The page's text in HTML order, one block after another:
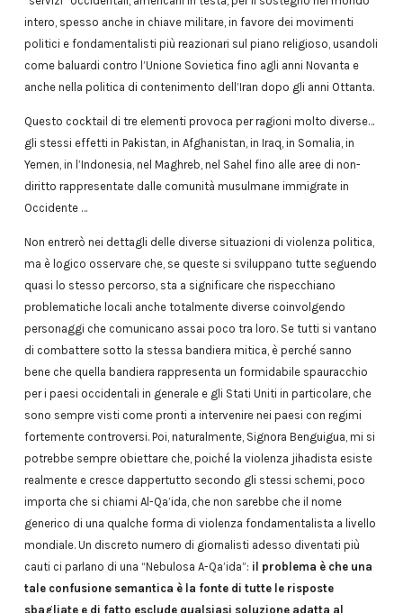
intero, spesso anche in chiave militare, in favore dei movimenti
politici e fondamentalisti più reazionari sul piano religioso, usandoli
come baluardi contro l’Unione Sovietica fino agli anni Novanta e
anche nella politica di contenimento dell’Iran dopo gli anni Ottanta.
Questo cocktail di tre elementi provoca per ragioni molto diverse…
gli stessi effetti in Pakistan, in Afghanistan, in Iraq, in Somalia, in
Yemen, in l’Indonesia, nel Maghreb, nel Sahel fino alle aree di non-
diritto rappresentate dalle comunità musulmane immigrate in
Occidente …
Non entrerò nei dettagli delle diverse situazioni di violenza politica,
ma è logico osservare che, se queste si sviluppano tutte seguendo
quasi lo stesso percorso, sta a significare che rispecchiano
problematiche locali anche totalmente diverse coinvolgendo
personaggi che comunicano assai poco tra loro. Se tutti si vantano
di combattere sotto la stessa bandiera mitica, è perché sanno
bene che quella bandiera rappresenta un formidabile spauracchio
per i paesi occidentali in generale e gli Stati Uniti in particolare, che
sono sempre visti come pronti a intervenire nei paesi con regimi
fortemente controversi. Poi, naturalmente, Signora Benguigua, mi si
potrebbe sempre obiettare che, poiché la violenza jihadista esiste
realmente e cresce dappertutto secondo gli stessi schemi, poco
importa che si chiami Al-Qa’ida, che non sarebbe che il nome
generico di una qualche forma di violenza fondamentalista a livello
mondiale. Un discreto numero di giornalisti adesso diventati più
cauti ci parlano di una “Nebulosa A-Qa’ida”: il problema è che una
tale confusione semantica è la fonte di tutte le risposte
sbagliate e di fatto esclude qualsiasi soluzione adatta al